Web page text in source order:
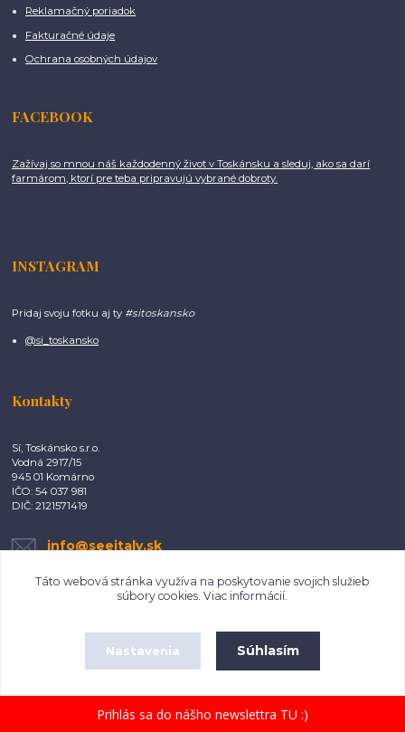
Reklamačný poriadok
Fakturačné údaje
Ochrana osobných údajov
FACEBOOK
Zažívaj so mnou náš každodenný život v Toskánsku a sleduj, ako sa darí
farmárom, ktorí pre teba pripravujú vybrané dobroty.
INSTAGRAM
Pridaj svoju fotku aj ty #sitoskansko
@si_toskansko
Kontakty
Sí, Toskánsko s.r.o.
Vodná 2917/15
945 01 Komárno
IČO: 54 037 981
DIČ: 2121571419
info@seeitaly.sk
Vytvorené na
Eshop-rychlo.sk
Táto webová stránka využíva na poskytovanie svojich služieb
súbory cookies. Viac informácií.
Nastavenia Súhlasím
Prihlás sa do nášho newslettra TU :)